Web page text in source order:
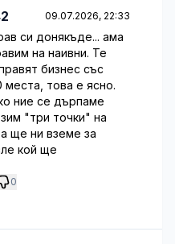
09.07.2026, 22:33
си донякъде... ама
на наивни. Те
бизнес със
това е ясно.
ние се дърпаме
"три точки" на
ще ни вземе за
кой ще
0